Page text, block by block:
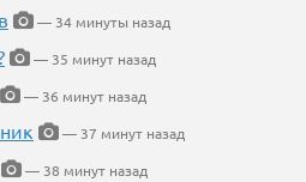
— 34 минуты назад
— 35 минут назад
— 36 минут назад
— 37 минут назад
— 38 минут назад